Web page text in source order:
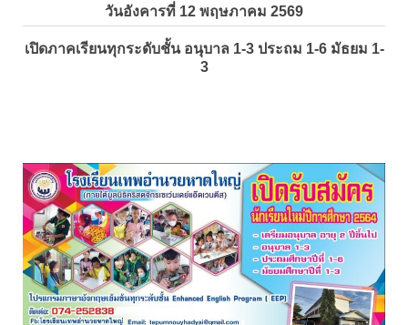
วันอังคารที่ 12 พฤษภาคม 2569
เปิดภาคเรียนทุกระดับชั้น อนุบาล 1-3 ประถม 1-6 มัธยม 1-
3